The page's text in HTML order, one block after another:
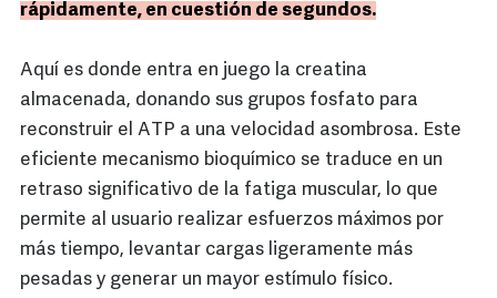
rápidamente, en cuestión de segundos.
Aquí es donde entra en juego la creatina
almacenada, donando sus grupos fosfato para
reconstruir el ATP a una velocidad asombrosa. Este
eficiente mecanismo bioquímico se traduce en un
retraso significativo de la fatiga muscular, lo que
permite al usuario realizar esfuerzos máximos por
más tiempo, levantar cargas ligeramente más
pesadas y generar un mayor estímulo físico.